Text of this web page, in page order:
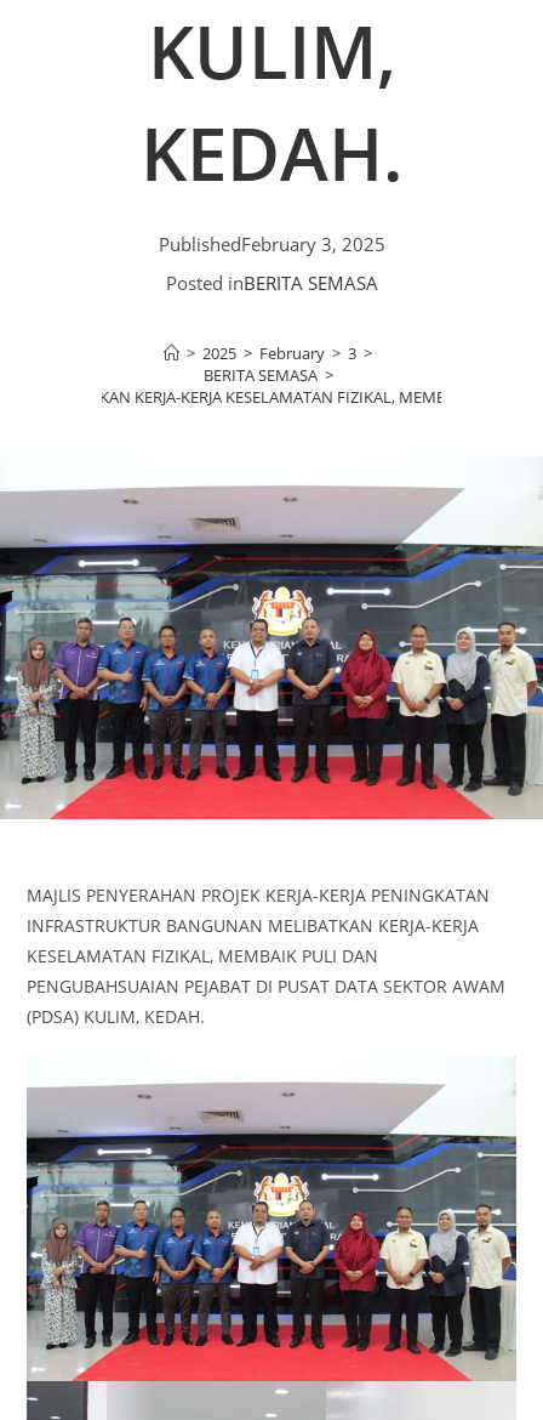
KULIM,
KEDAH.
PublishedFebruary 3, 2025
Posted inBERITA SEMASA
> 2025 > February > 3 >
BERITA SEMASA >
MELIBATKAN KERJA-KERJA KESELAMATAN FIZIKAL, MEMBAIK PULI
MAJLIS PENYERAHAN PROJEK KERJA-KERJA PENINGKATAN
INFRASTRUKTUR BANGUNAN MELIBATKAN KERJA-KERJA
KESELAMATAN FIZIKAL, MEMBAIK PULI DAN
PENGUBAHSUAIAN PEJABAT DI PUSAT DATA SEKTOR AWAM
(PDSA) KULIM, KEDAH.